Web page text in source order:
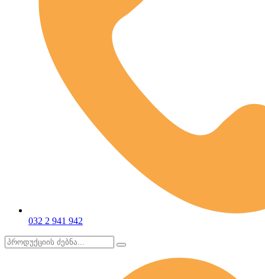
032 2 941 942